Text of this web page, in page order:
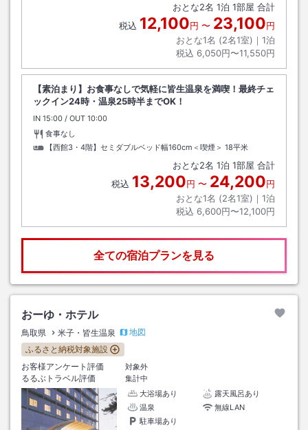
おとな2名 1泊 1部屋 合計
税込 12,100円 〜 23,100円
おとな1名 (2名1室)｜ 1泊
税込 6,050円〜11,550円
【素泊まり】お食事なしで気軽に皆生温泉を満喫！最終チェ
ックイン24時・温泉25時半までOK！
IN チェックイン
15:00 / OUT チェックアウト
10:00
食事なし
【西館3・4階】セミダブルベッド幅160cm＜喫煙＞ 18平米
おとな2名 1泊 1部屋 合計
税込 13,200円 〜 24,200円
おとな1名 (2名1室)｜ 1泊
税込 6,600円〜12,100円
全ての宿泊プランを見る
おーゆ・ホテル
鳥取県 米子・皆生温泉
地図
ふるさと納税対象施設
お客様アンケート評価
対象外
るるぶトラベル評価
集計中
大浴場あり
露天風呂あり
温泉
無線LAN
駐車場あり